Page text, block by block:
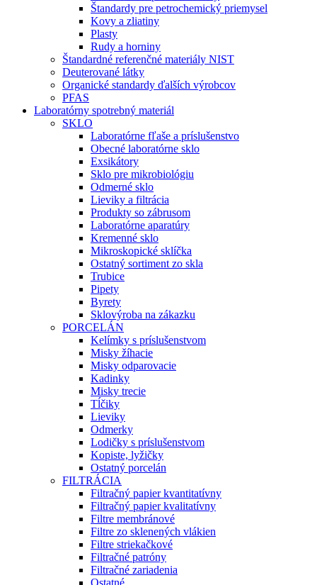
Štandardy pre petrochemický priemysel
Kovy a zliatiny
Plasty
Rudy a horniny
Štandardné referenčné materiály NIST
Deuterované látky
Organické standardy ďalších výrobcov
PFAS
Laboratórny spotrebný materiál
SKLO
Laboratórne fľaše a príslušenstvo
Obecné laboratórne sklo
Exsikátory
Sklo pre mikrobiológiu
Odmerné sklo
Lieviky a filtrácia
Produkty so zábrusom
Laboratórne aparatúry
Kremenné sklo
Mikroskopické sklíčka
Ostatný sortiment zo skla
Trubice
Pipety
Byrety
Sklovýroba na zákazku
PORCELÁN
Kelímky s príslušenstvom
Misky žíhacie
Misky odparovacie
Kadinky
Misky trecie
Tĺčiky
Lieviky
Odmerky
Lodičky s príslušenstvom
Kopiste, lyžičky
Ostatný porcelán
FILTRÁCIA
Filtračný papier kvantitatívny
Filtračný papier kvalitatívny
Filtre membránové
Filtre zo sklenených vlákien
Filtre striekačkové
Filtračné patróny
Filtračné zariadenia
Ostatné